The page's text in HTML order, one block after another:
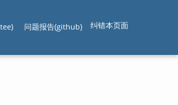
问题报告(github) 纠错本页面